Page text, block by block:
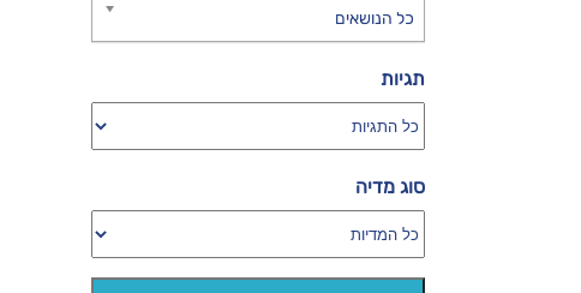
כל הנושאים
תגיות
סוג מדיה